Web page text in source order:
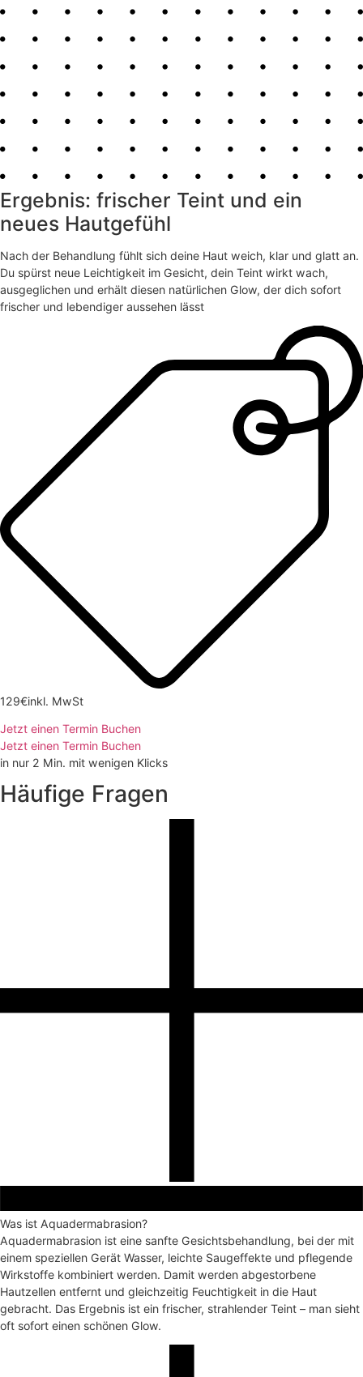
Ergebnis: frischer Teint und ein
neues Hautgefühl
Nach der Behandlung fühlt sich deine Haut weich, klar und glatt an.
Du spürst neue Leichtigkeit im Gesicht, dein Teint wirkt wach,
ausgeglichen und erhält diesen natürlichen Glow, der dich sofort
frischer und lebendiger aussehen lässt
129€inkl. MwSt
Jetzt einen Termin Buchen
Jetzt einen Termin Buchen
in nur 2 Min. mit wenigen Klicks
Häufige Fragen
Was ist Aquadermabrasion?
Aquadermabrasion ist eine sanfte Gesichtsbehandlung, bei der mit
einem speziellen Gerät Wasser, leichte Saugeffekte und pflegende
Wirkstoffe kombiniert werden. Damit werden abgestorbene
Hautzellen entfernt und gleichzeitig Feuchtigkeit in die Haut
gebracht. Das Ergebnis ist ein frischer, strahlender Teint – man sieht
oft sofort einen schönen Glow.